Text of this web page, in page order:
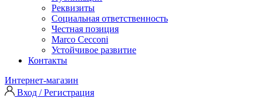
Реквизиты
Социальная ответственность
Честная позиция
Marco Cecconi
Устойчивое развитие
Контакты
Интернет-магазин
Вход / Регистрация